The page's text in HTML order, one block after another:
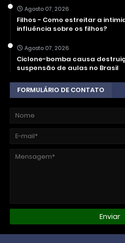
Agosto 07, 2026
Filhos - Como estreitar a
influência sobre os filhos?
Agosto 07, 2026
Ciclone-bomba causa
suspensão de aulas no Brasil
FORMULÁRIO DE CONTATO